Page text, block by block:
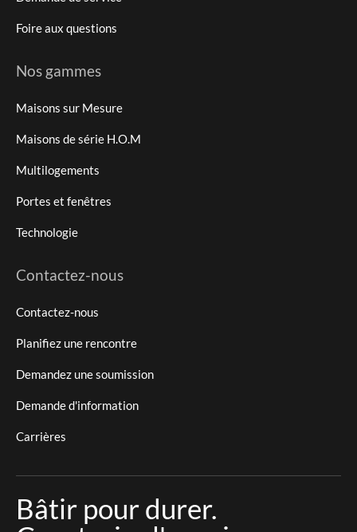
Foire aux questions
Nos gammes
Maisons sur Mesure
Maisons de série H.O.M
Multilogements
Portes et fenêtres
Technologie
Contactez-nous
Contactez-nous
Planifiez une rencontre
Demandez une soumission
Demande d'information
Carrières
Bâtir pour durer.